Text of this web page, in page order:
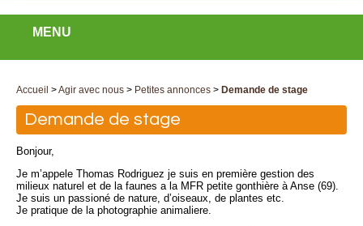
MENU
Accueil >Agir avec nous > Petites annonces > Demande de stage
Demande de stage
Bonjour,
Je m’appele Thomas Rodriguez je suis en première gestion des
milieux naturel et de la faunes a la MFR petite gonthière à Anse (69).
Je suis un passioné de nature, d’oiseaux, de plantes etc.
Je pratique de la photographie animaliere.